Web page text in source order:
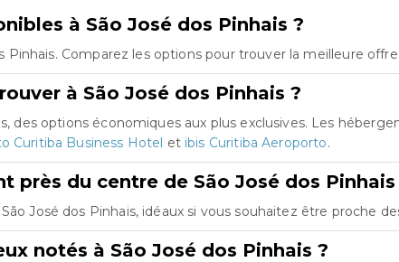
à São José dos Pinhais ?
Pinhais. Comparez les options pour trouver la meilleure
à São José dos Pinhais ?
des options économiques aux plus exclusives. Les
Curitiba Business Hotel et ibis Curitiba Aeroporto.
près du centre de São José dos Pinhais
José dos Pinhais, idéaux si vous souhaitez être proche
notés à São José dos Pinhais ?